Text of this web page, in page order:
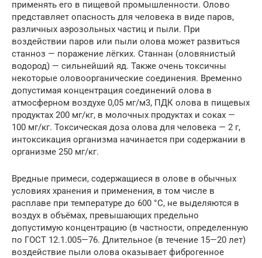
применять его в пищевой промышленности. Олово
представляет опасность для человека в виде паров,
различных аэрозольных частиц и пыли. При
воздействии паров или пыли олова может развиться
станноз — поражение лёгких. Станнан (оловянистый
водород) — сильнейший яд. Также очень токсичны
некоторые оловоорганические соединения. Временно
допустимая концентрация соединений олова в
атмосферном воздухе 0,05 мг/м3, ПДК олова в пищевых
продуктах 200 мг/кг, в молочных продуктах и соках —
100 мг/кг. Токсическая доза олова для человека — 2 г,
интоксикация организма начинается при содержании в
организме 250 мг/кг.
Вредные примеси, содержащиеся в олове в обычных
условиях хранения и применения, в том числе в
расплаве при температуре до 600 °C, не выделяются в
воздух в объёмах, превышающих предельно
допустимую концентрацию (в частности, определенную
по ГОСТ 12.1.005—76. Длительное (в течение 15—20 лет)
воздействие пыли олова оказывает фиброгенное